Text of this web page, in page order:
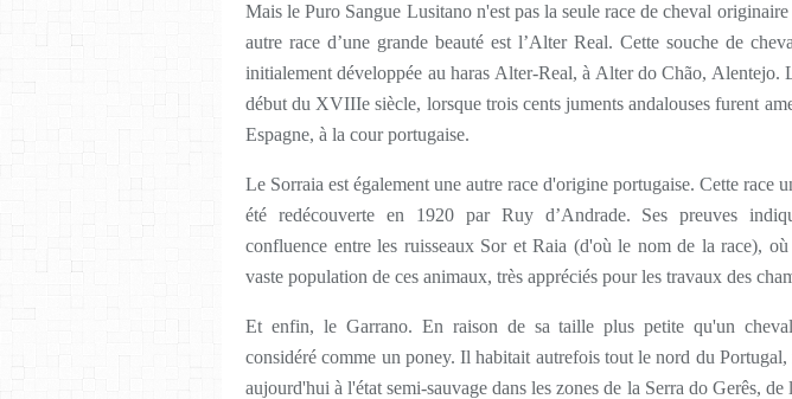
Mais le Puro Sangue Lusitano n'est pas la seule race de cheval
autre race d’une grande beauté est l’Alter Real. Cette souche de
initialement développée au haras Alter-Real, à Alter do Chão, Alentejo.
début du XVIIIe siècle, lorsque trois cents juments andalouses furent
Espagne, à la cour portugaise.
Le Sorraia est également une autre race d'origine portugaise. Cette race
été redécouverte en 1920 par Ruy d’Andrade. Ses preuves
confluence entre les ruisseaux Sor et Raia (d'où le nom de la race),
vaste population de ces animaux, très appréciés pour les travaux des
Et enfin, le Garrano. En raison de sa taille plus petite qu'un
considéré comme un poney. Il habitait autrefois tout le nord du
aujourd'hui à l'état semi-sauvage dans les zones de la Serra do Gerês, de